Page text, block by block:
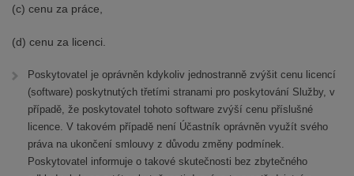
(c) cenu za práce,
(d) cenu za licenci.
Poskytovatel je oprávněn kdykoliv jednostranně zvýšit cenu licencí
(software) poskytnutých třetími stranami pro poskytování Služby, v
případě, že poskytovatel tohoto software zvýší cenu příslušné
licence. V takovém případě není Účastník oprávněn využít svého
práva na ukončení smlouvy z důvodu změny podmínek.
Poskytovatel informuje o takové skutečnosti bez zbytečného